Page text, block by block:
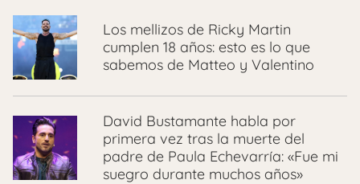
Los mellizos de Ricky Martin
cumplen 18 años: esto es lo que
sabemos de Matteo y Valentino
David Bustamante habla por
primera vez tras la muerte del
padre de Paula Echevarría: «Fue mi
suegro durante muchos años»